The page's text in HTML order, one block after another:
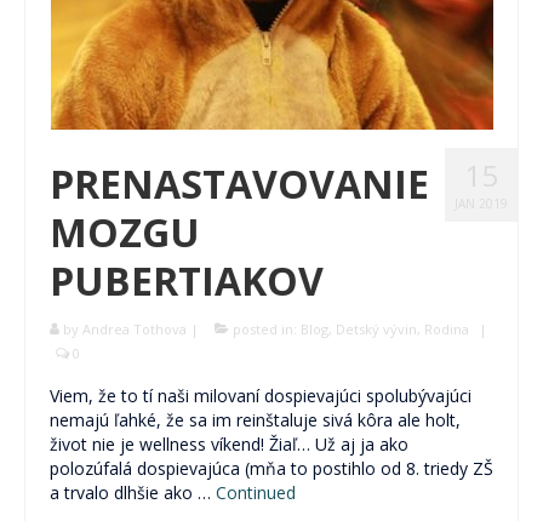
PRENASTAVOVANIE
MOZGU
PUBERTIAKOV
by Andrea Tothova | posted in: Blog, Detský vývin, Rodina
|
0
Viem, že to tí naši milovaní dospievajúci spolubývajúci
nemajú ľahké, že sa im reinštaluje sivá kôra ale holt,
život nie je wellness víkend! Žiaľ… Už aj ja ako
polozúfalá dospievajúca (mňa to postihlo od 8. triedy ZŠ
a trvalo dlhšie ako … Continued